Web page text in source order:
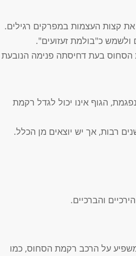
קצות העצמות במפרקים רגילים.
כ"בולמת זעזועים".
הסחוס בעת דחיסתה פנימה הנובעת
הגוף אינו יכול לגדל רקמת
רבות, אך יש יוצאים מן הכלל.
והברכיים.
על הרכב רקמת הסחוס, כמו